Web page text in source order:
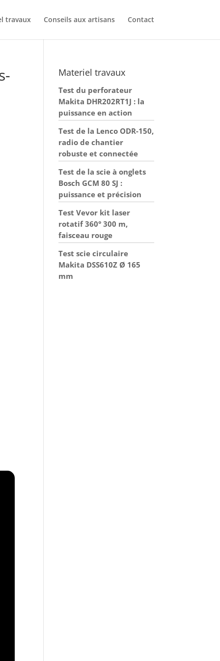
travaux Conseils aux artisans Contact
Materiel travaux
Test du perforateur
Makita DHR202RT1J : la
puissance en action
Test de la Lenco ODR-150,
radio de chantier
robuste et connectée
Test de la scie à onglets
Bosch GCM 80 SJ :
puissance et précision
Test Vevor kit laser
rotatif 360° 300 m,
faisceau rouge
Test scie circulaire
Makita DSS610Z Ø 165
mm